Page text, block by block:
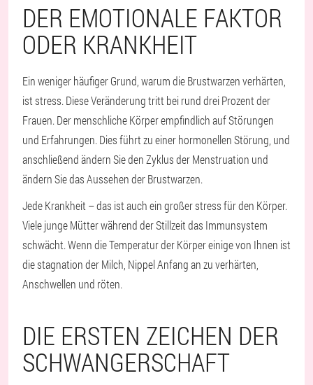
DER EMOTIONALE FAKTOR
ODER KRANKHEIT
Ein weniger häufiger Grund, warum die Brustwarzen verhärten,
ist stress. Diese Veränderung tritt bei rund drei Prozent der
Frauen. Der menschliche Körper empfindlich auf Störungen
und Erfahrungen. Dies führt zu einer hormonellen Störung, und
anschließend ändern Sie den Zyklus der Menstruation und
ändern Sie das Aussehen der Brustwarzen.
Jede Krankheit – das ist auch ein großer stress für den Körper.
Viele junge Mütter während der Stillzeit das Immunsystem
schwächt. Wenn die Temperatur der Körper einige von Ihnen ist
die stagnation der Milch, Nippel Anfang an zu verhärten,
Anschwellen und röten.
DIE ERSTEN ZEICHEN DER
SCHWANGERSCHAFT